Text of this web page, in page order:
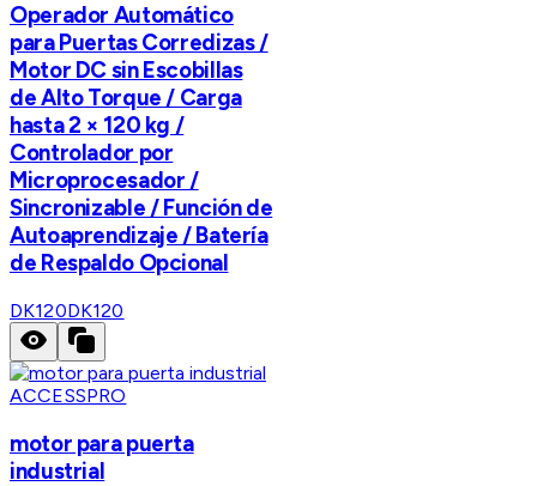
Operador Automático
para Puertas Corredizas /
Motor DC sin Escobillas
de Alto Torque / Carga
hasta 2 × 120 kg /
Controlador por
Microprocesador /
Sincronizable / Función de
Autoaprendizaje / Batería
de Respaldo Opcional
DK120DK120
ACCESSPRO
motor para puerta
industrial